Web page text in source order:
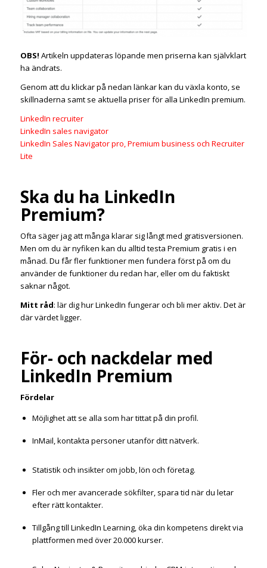
OBS! Artikeln uppdateras löpande men priserna kan självklart
ha ändrats.
Genom att du klickar på nedan länkar kan du växla konto, se
skillnaderna samt se aktuella priser för alla LinkedIn premium.
LinkedIn recruiter
LinkedIn sales navigator
LinkedIn Sales Navigator pro, Premium business och Recruiter
Lite
Ska du ha LinkedIn
Premium?
Ofta säger jag att många klarar sig långt med gratisversionen.
Men om du är nyfiken kan du alltid testa Premium gratis i en
månad. Du får fler funktioner men fundera först på om du
använder de funktioner du redan har, eller om du faktiskt
saknar något.
Mitt råd: lär dig hur LinkedIn fungerar och bli mer aktiv. Det är
där värdet ligger.
För- och nackdelar med
LinkedIn Premium
Fördelar
Möjlighet att se alla som har tittat på din profil.
InMail, kontakta personer utanför ditt nätverk.
Statistik och insikter om jobb, lön och företag.
Fler och mer avancerade sökfilter, spara tid när du letar
efter rätt kontakter.
Tillgång till LinkedIn Learning, öka din kompetens direkt via
plattformen med över 20.000 kurser.